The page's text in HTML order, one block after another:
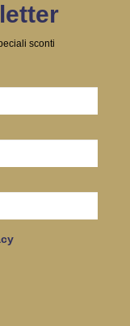
sconti